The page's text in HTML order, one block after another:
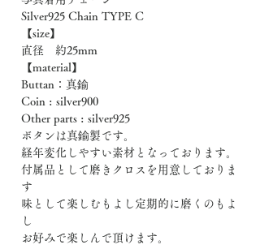
Silver925 Chain TYPE C
【size】
直径 約25mm
【material】
Buttan：真鍮
Coin : silver900
Other parts : silver925
ボタンは真鍮製です。
経年変化しやすい素材となっております。
付属品として磨きクロスを用意しておりま
す
味として楽しむもよし定期的に磨くのもよ
し
お好みで楽しんで頂けます。